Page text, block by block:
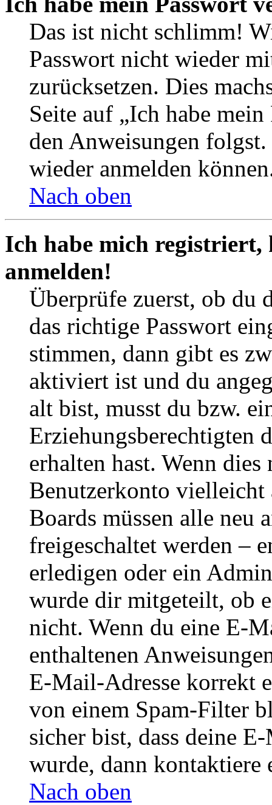
Das ist nicht schlimm!
Passwort nicht wieder
zurücksetzen. Dies
Seite auf „Ich habe
den Anweisungen
wieder anmelden
Nach oben
Ich habe mich
anmelden!
Überprüfe zuerst, ob du
das richtige Passwort
stimmen, dann gibt es
aktiviert ist und du
alt bist, musst du bzw.
Erziehungsberechtigten
erhalten hast. Wenn
Benutzerkonto
Boards müssen alle neu
freigeschaltet werden –
erledigen oder ein
wurde dir mitgeteilt, ob
nicht. Wenn du eine E-
enthaltenen
E-Mail-Adresse korrekt
von einem Spam-Filter
sicher bist, dass deine
wurde, dann kontaktiere
Nach oben